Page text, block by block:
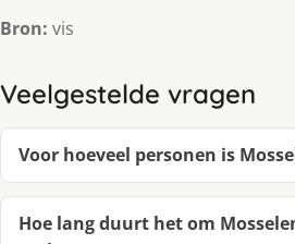
Bron: vis
Veelgestelde vragen
Voor hoeveel personen is
Hoe lang duurt het om